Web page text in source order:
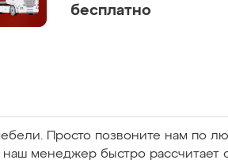
бесплатно
Просто позвоните нам по
наш менеджер быстро рассчитает